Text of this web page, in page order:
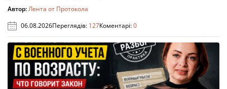
Автор:Лента от Протокола
06.08.2026Переглядів: 127Коментарі:0